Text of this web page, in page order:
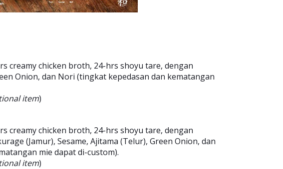
creamy chicken broth, 24-hrs shoyu tare, dengan
Onion, dan Nori (tingkat kepedasan dan kematangan
item)
creamy chicken broth, 24-hrs shoyu tare, dengan
(Jamur), Sesame, Ajitama (Telur), Green Onion, dan
mie dapat di-custom).
item)